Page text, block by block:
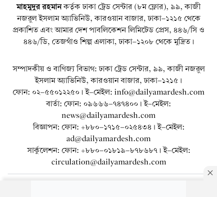
মাহমুদুর রহমানকর্তৃক ঢাকা ট্রেড সেন্টার (৮ম ফ্লোর), ৯৯, কাজী
নজরুল ইসলাম অ্যাভিনিউ, কারওয়ান বাজার, ঢাকা-১২১৫ থেকে
প্রকাশিত এবং আমার দেশ পাবলিকেশন লিমিটেড প্রেস, ৪৪৬/সি ও
৪৪৬/ডি, তেজগাঁও শিল্প এলাকা, ঢাকা-১২০৮ থেকে মুদ্রিত।
সম্পাদকীয় ও বাণিজ্য বিভাগ: ঢাকা ট্রেড সেন্টার, ৯৯, কাজী নজরুল
ইসলাম অ্যাভিনিউ, কারওয়ান বাজার, ঢাকা-১২১৫।
ফোন: ০২-৫৫০১২২৫০। ই-মেইল: info@dailyamardesh.com
বার্তা: ফোন: ০৯৬৬৬-৭৪৭৪০০। ই-মেইল:
news@dailyamardesh.com
বিজ্ঞাপন: ফোন: +৮৮০-১৭১৫-০২৫৪৩৪ । ই-মেইল:
ad@dailyamardesh.com
সার্কুলেশন: ফোন: +৮৮০-০১৮১৯-৮৭৮৬৮৭ । ই-মেইল:
circulation@dailyamardesh.com